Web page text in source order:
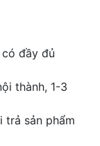
đầy đủ
thành, 1-3
sản phẩm